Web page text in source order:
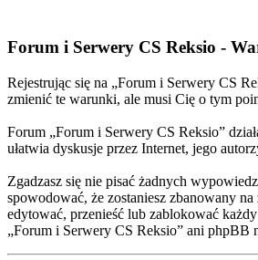
Forum i Serwery CS Reksio -
Rejestrując się na „Forum i Serwery CS
zmienić te warunki, ale musi Cię o tym
Forum „Forum i Serwery CS Reksio”
ułatwia dyskusje przez Internet, jego
Zgadzasz się nie pisać żadnych
spowodować, że zostaniesz zbanowany
edytować, przenieść lub zablokować
„Forum i Serwery CS Reksio” ani phpBB